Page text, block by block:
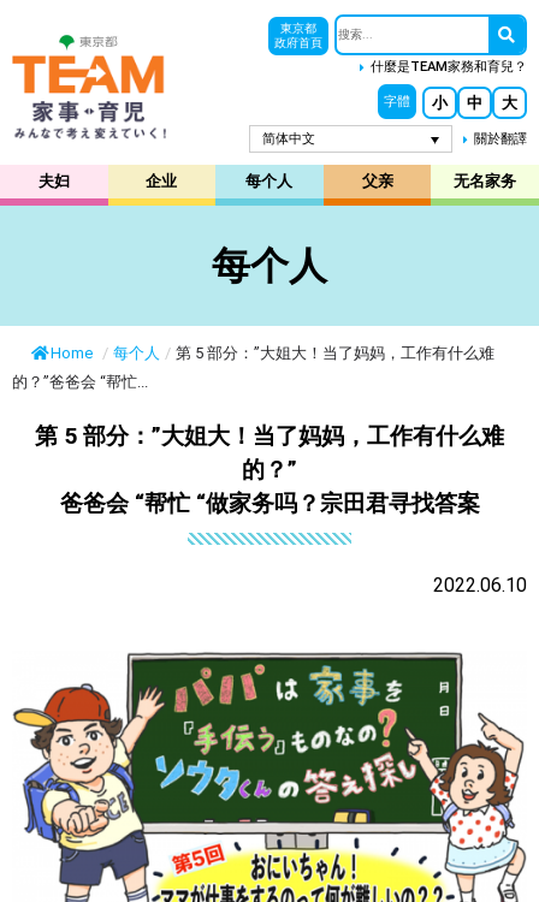
東京都
政府首頁
什麼是TEAM家務和育兒？
字體 小 中 大
简体中文 關於翻譯
夫妇 企业 每个人 父亲 无名家务
每个人
Home / 每个人 / 第 5 部分：”大姐大！当了妈妈，工作有什么难
的？”爸爸会 “帮忙...
第 5 部分：”大姐大！当了妈妈，工作有什么难
的？”
爸爸会 “帮忙 “做家务吗？宗田君寻找答案
2022.06.10